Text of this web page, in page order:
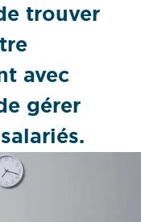
trouver
avec
gérer